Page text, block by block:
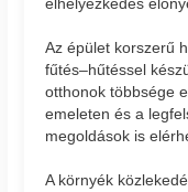
elhelyezkedés
Az épület korszerű
fűtés–hűtéssel
otthonok többsége
emeleten és a
megoldások is
A környék